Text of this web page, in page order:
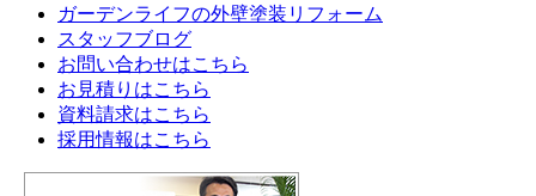
ガーデンライフの外壁塗装リフォーム
スタッフブログ
お問い合わせはこちら
お見積りはこちら
資料請求はこちら
採用情報はこちら